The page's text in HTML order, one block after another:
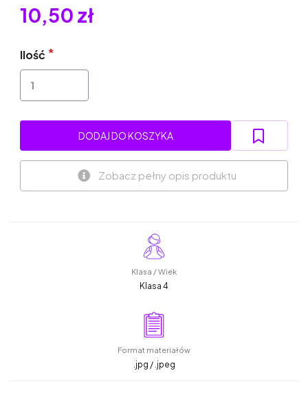
10,50 zł
Ilość
DODAJ DO KOSZYKA
Zobacz pełny opis produktu
Klasa / Wiek
Klasa 4
Format materiałów
.jpg / .jpeg